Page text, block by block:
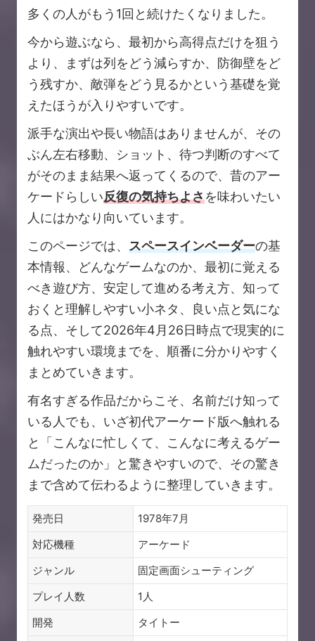
多くの人がもう1回と続けたくなりました。
今から遊ぶなら、最初から高得点だけを狙う
より、まずは列をどう減らすか、防御壁をど
う残すか、敵弾をどう見るかという基礎を覚
えたほうが入りやすいです。
派手な演出や長い物語はありませんが、その
ぶん左右移動、ショット、待つ判断のすべて
がそのまま結果へ返ってくるので、昔のアー
ケードらしい反復の気持ちよさを味わいたい
人にはかなり向いています。
このページでは、 スペースインベーダーの基
本情報、どんなゲームなのか、最初に覚える
べき遊び方、安定して進める考え方、知って
おくと理解しやすい小ネタ、良い点と気にな
る点、そして2026年4月26日時点で現実的に
触れやすい環境までを、順番に分かりやすく
まとめていきます。
有名すぎる作品だからこそ、名前だけ知って
いる人でも、いざ初代アーケード版へ触れる
と「こんなに忙しくて、こんなに考えるゲー
ムだったのか」と驚きやすいので、その驚き
まで含めて伝わるように整理していきます。
発売日
1978年7月
対応機種
アーケード
ジャンル
固定画面シューティング
プレイ人数
1人
開発
タイトー